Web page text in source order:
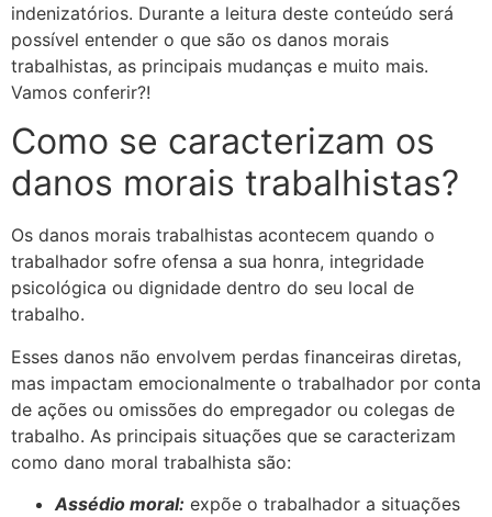
indenizatórios. Durante a leitura deste conteúdo será
possível entender o que são os danos morais
trabalhistas, as principais mudanças e muito mais.
Vamos conferir?!
Como se caracterizam os
danos morais trabalhistas?
Os danos morais trabalhistas acontecem quando o
trabalhador sofre ofensa a sua honra, integridade
psicológica ou dignidade dentro do seu local de
trabalho.
Esses danos não envolvem perdas financeiras diretas,
mas impactam emocionalmente o trabalhador por conta
de ações ou omissões do empregador ou colegas de
trabalho. As principais situações que se caracterizam
como dano moral trabalhista são:
Assédio moral: expõe o trabalhador a situações